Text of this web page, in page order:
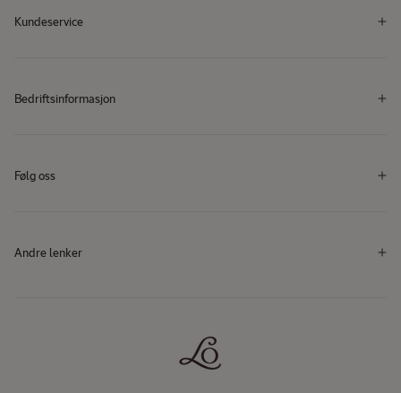
Kundeservice
Bedriftsinformasjon
Følg oss
Andre lenker​